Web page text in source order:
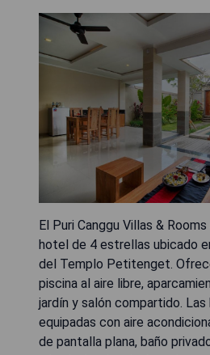
El Puri Canggu Villas &
hotel de 4 estrellas ubicado
del Templo Petitenget.
piscina al aire libre,
jardín y salón compartido.
equipadas con aire
de pantalla plana, baño